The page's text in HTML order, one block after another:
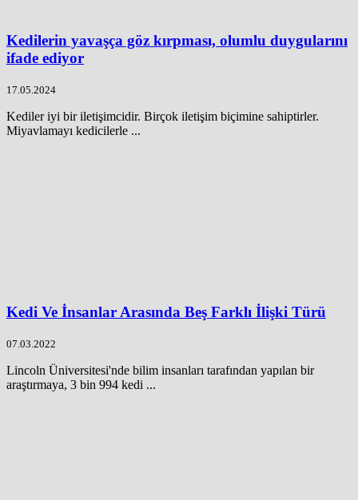
Kedilerin yavaşça göz kırpması, olumlu duygularını
ifade ediyor
17.05.2024
Kediler iyi bir iletişimcidir. Birçok iletişim biçimine sahiptirler.
Miyavlamayı kedicilerle ...
Kedi Ve İnsanlar Arasında Beş Farklı İlişki Türü
07.03.2022
Lincoln Üniversitesi'nde bilim insanları tarafından yapılan bir
araştırmaya, 3 bin 994 kedi ...